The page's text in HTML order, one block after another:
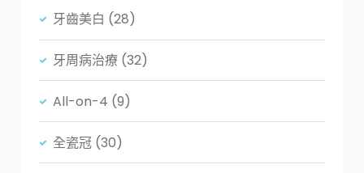
牙齒美白 (28)
牙周病治療 (32)
All-on-4 (9)
全瓷冠 (30)